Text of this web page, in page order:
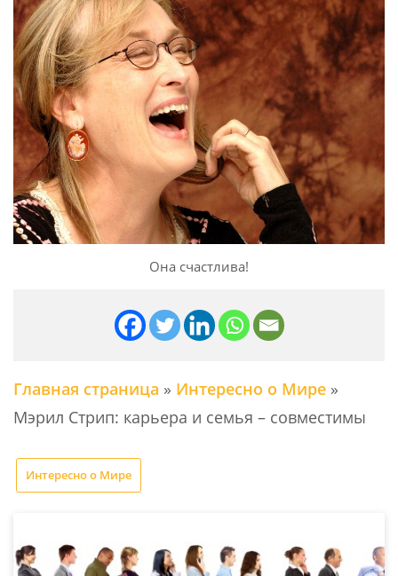
Она счастлива!
Главная страница » Интересно о Мире »
Мэрил Стрип: карьера и семья – совместимы
Интересно о Мире